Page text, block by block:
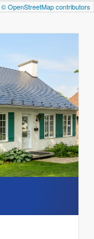
© OpenStreetMap contributors